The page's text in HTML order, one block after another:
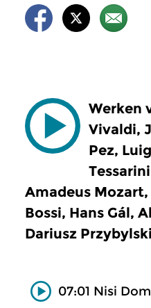
Werken
Vivaldi,
Pez,
Amadeus
Bossi, Hans Gál,
Dariusz Przybylski
07:01 Nisi